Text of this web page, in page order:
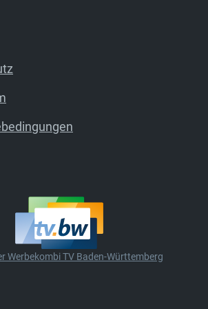
Werbekombi TV Baden-Württemberg